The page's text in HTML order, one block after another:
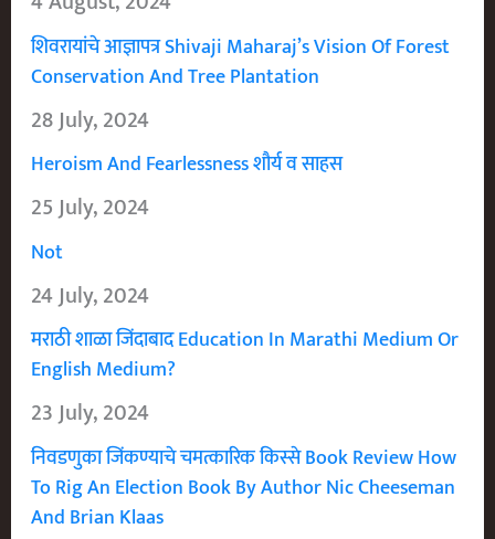
शिवरायांचे आज्ञापत्र Shivaji Maharaj’s Vision Of Forest
Conservation And Tree Plantation
28 July, 2024
Heroism And Fearlessness शौर्य व साहस
25 July, 2024
Not
24 July, 2024
मराठी शाळा जिंदाबाद Education In Marathi Medium Or
English Medium?
23 July, 2024
निवडणुका जिंकण्याचे चमत्कारिक किस्से Book Review How
To Rig An Election Book By Author Nic Cheeseman
And Brian Klaas